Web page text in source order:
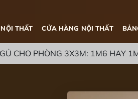
THẤT CỬA HÀNG NỘI THẤT
CHO PHÒNG 3X3M: 1M6 HAY